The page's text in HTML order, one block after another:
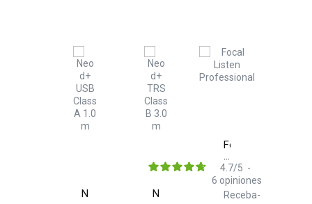
Neo
Neo
Focal
Professional
Receba-
4.7/5 -
6 opiniones